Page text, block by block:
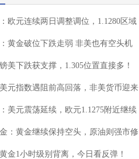
欧元连续两日调整调位，1.1280区域
黄金破位下跌走弱 非美也有空头机
美下跌获支撑，1.305位置直接多！
元指数遇阻前高回落，非美货币迎来
美元震荡延续，欧元1.1275附近继续
：黄金继续保持空头，原油则强市修
金1小时级别背离，今日看反弹！